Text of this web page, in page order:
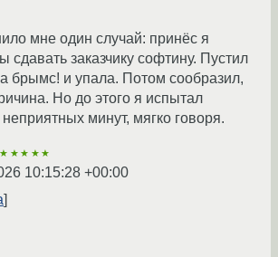
мне один случай: принёс я
сдавать заказчику софтину. Пустил
брымс! и упала. Потом сообразил,
Но до этого я испытал
минут, мягко говоря.
★★★★★
10:15:28 +00:00